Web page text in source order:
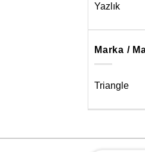
Yazlık
Marka /
Triangle